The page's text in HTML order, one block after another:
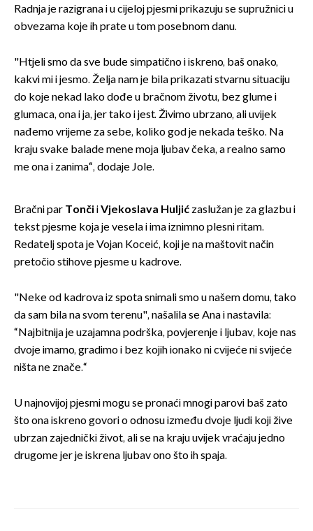
Radnja je razigrana i u cijeloj pjesmi prikazuju se supružnici u
obvezama koje ih prate u tom posebnom danu.
"Htjeli smo da sve bude simpatično i iskreno, baš onako,
kakvi mi i jesmo. Želja nam je bila prikazati stvarnu situaciju
do koje nekad lako dođe u bračnom životu, bez glume i
glumaca, ona i ja, jer tako i jest. Živimo ubrzano, ali uvijek
nađemo vrijeme za sebe, koliko god je nekada teško. Na
kraju svake balade mene moja ljubav čeka, a realno samo
me ona i zanima“, dodaje Jole.
Bračni par Tonči iVjekoslava Huljićzaslužan je za glazbu i
tekst pjesme koja je vesela i ima iznimno plesni ritam.
Redatelj spota je Vojan Koceić, koji je na maštovit način
pretočio stihove pjesme u kadrove.
"Neke od kadrova iz spota snimali smo u našem domu, tako
da sam bila na svom terenu", našalila se Ana i nastavila:
“Najbitnija je uzajamna podrška, povjerenje i ljubav, koje nas
dvoje imamo, gradimo i bez kojih ionako ni cvijeće ni svijeće
ništa ne znače.“
U najnovijoj pjesmi mogu se pronaći mnogi parovi baš zato
što ona iskreno govori o odnosu između dvoje ljudi koji žive
ubrzan zajednički život, ali se na kraju uvijek vraćaju jedno
drugome jer je iskrena ljubav ono što ih spaja.